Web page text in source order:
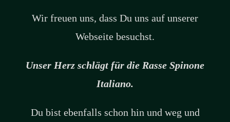
Wir freuen uns, dass Du uns auf unserer
Webseite besuchst.
Unser Herz schlägt für die Rasse Spinone
Italiano.
Du bist ebenfalls schon hin und weg und